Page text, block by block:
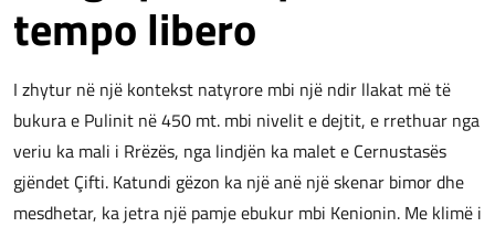
tempo libero
I zhytur në një kontekst natyrore mbi një ndir llakat më të
bukura e Pulinit në 450 mt. mbi nivelit e dejtit, e rrethuar nga
veriu ka mali i Rrëzës, nga lindjën ka malet e Cernustasës
gjëndet Çifti. Katundi gëzon ka një anë një skenar bimor dhe
mesdhetar, ka jetra një pamje ebukur mbi Kenionin. Me klimë i